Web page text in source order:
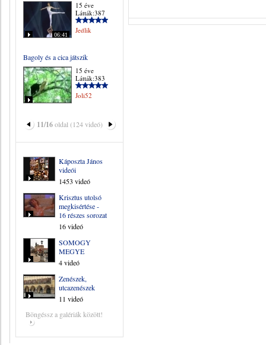
06:41
15 éve
Látták:387
Jedlik
Bagoly és a cica játszik
15 éve
Látták:383
Joli52
11/16oldal (124 videó)
Káposzta János
videói
1453 videó
Krisztus utolsó
megkisértése -
16 részes sorozat
16 videó
SOMOGY
MEGYE
4 videó
Zenészek,
utcazenészek
11 videó
Böngéssz a galériák között!